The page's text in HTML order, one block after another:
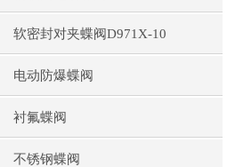
软密封对夹蝶阀D971X-10
电动防爆蝶阀
衬氟蝶阀
不锈钢蝶阀